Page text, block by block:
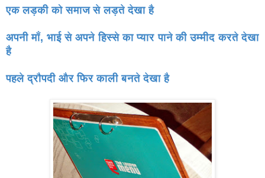
एक लड़की को समाज से लड़ते देखा है
अपनी माँ, भाई से अपने हिस्से का प्यार पाने की उम्मीद करते देखा
है
पहले द्रौपदी और फिर काली बनते देखा है